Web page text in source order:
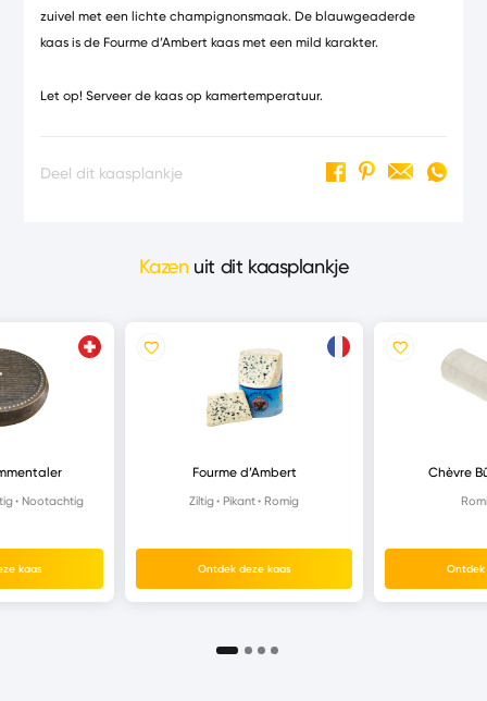
zuivel met een lichte champignonsmaak. De blauwgeaderde
kaas is de Fourme d’Ambert kaas met een mild karakter.
Let op! Serveer de kaas op kamertemperatuur.
Deel dit kaasplankje
Kazenuit dit kaasplankje
Nootachtig
kaas
Fourme d’Ambert
Ziltig Pikant Romig
Ontdek deze kaas
Chèvre
Ontdek